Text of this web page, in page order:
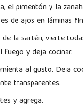
el pimentón y la
de ajos en láminas
la sartén, vierte
fuego y deja cocinar.
al gusto. Deja
transparentes.
y agrega.